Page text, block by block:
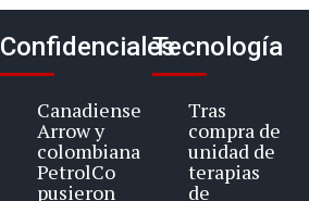
Confidenciales
Canadiense
Arrow y
colombiana
PetrolCo
pusieron
Tecnología
Tras
compra de
unidad de
terapias
de